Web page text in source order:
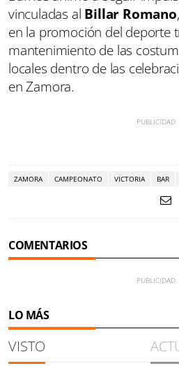
vinculadas al Billar Romano
en la promoción del deporte
mantenimiento de las
locales dentro de las
en Zamora.
ZAMORA CAMPEONATO VICTORIA BAR
COMENTARIOS
LO MÁS
VISTO